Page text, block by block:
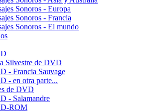
Sonoros - Europa
Sonoros - Francia
Sonoros - El mundo
Silvestre de DVD
- Francia Sauvage
- en otra parte...
de DVD
- Salamandre
ROM